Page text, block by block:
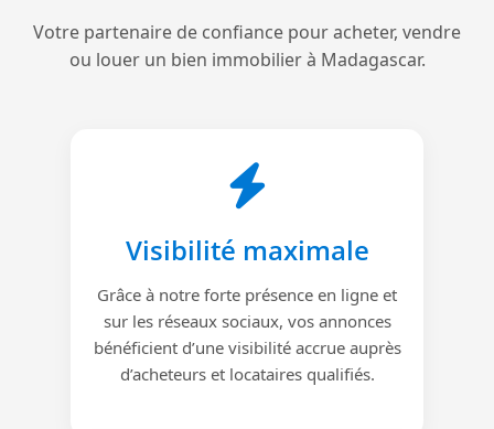
Votre partenaire de confiance pour acheter, vendre
ou louer un bien immobilier à Madagascar.
Visibilité maximale
Grâce à notre forte présence en ligne et
sur les réseaux sociaux, vos annonces
bénéficient d’une visibilité accrue auprès
d’acheteurs et locataires qualifiés.